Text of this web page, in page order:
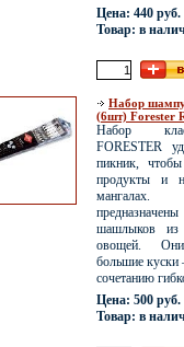
Цена: 440 руб.
Товар: в
Набор
(6шт) Forester
Набор
FORESTER
пикник,
продукты и
шашлыков
овощей.
большие
сочетанию
Цена: 500 руб.
Товар: в